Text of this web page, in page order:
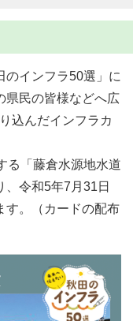
インフラ50選」に
県民の皆様などへ広
込んだインフラカ
る「藤倉水源地水道
令和5年7月31日
す。（カードの配布